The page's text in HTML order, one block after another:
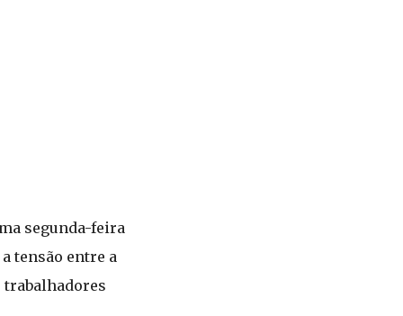
segunda-feira
tensão entre a